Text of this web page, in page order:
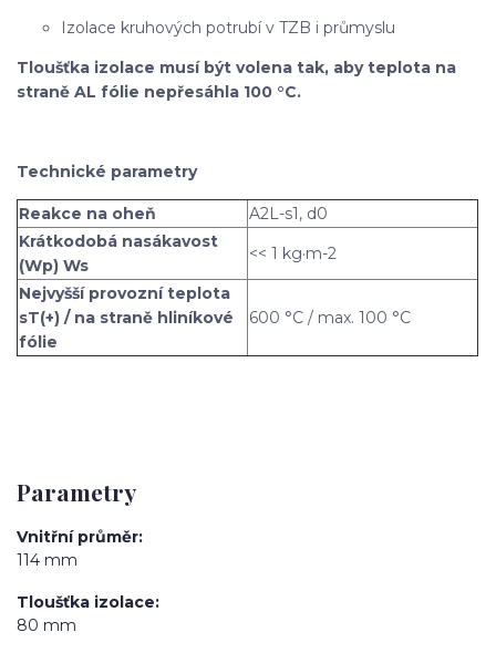
Izolace kruhových potrubí v TZB i průmyslu
Tloušťka izolace musí být volena tak, aby teplota na
straně AL fólie nepřesáhla 100 °C.
Technické parametry
Reakce na oheň
A2L-s1, d0
Krátkodobá nasákavost
(Wp) Ws
<< 1 kg·m-2
Nejvyšší provozní teplota
sT(+) / na straně hliníkové
fólie
600 °C / max. 100 °C
Parametry
Vnitřní průměr
114 mm
Tloušťka izolace
80 mm